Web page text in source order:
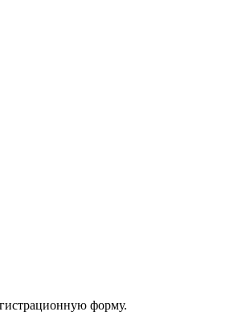
форму.